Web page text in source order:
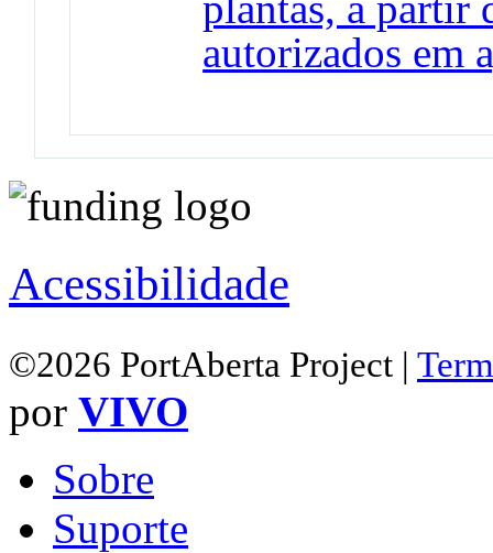
autorizados em
Acessibilidade
©2026 PortAberta Project |
por VIVO
Sobre
Suporte